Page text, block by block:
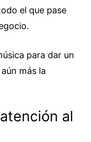
el que pase
para dar un
más la
al